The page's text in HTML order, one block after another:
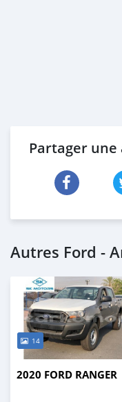
Partager une
Autres Ford -
14
2020 FORD RANGER